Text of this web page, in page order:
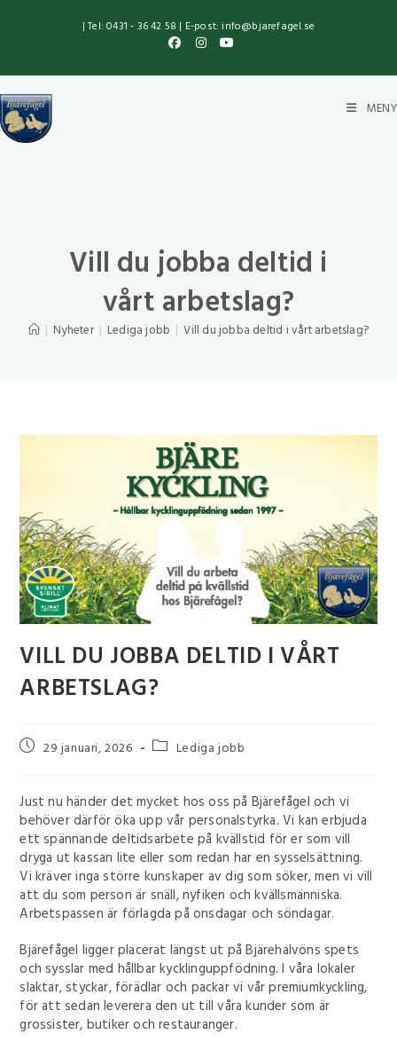
| Tel: 0431 - 36 42 58 | E-post: info@bjarefagel.se
MENY
Vill du jobba deltid i
vårt arbetslag?
| Nyheter | Lediga jobb | Vill du jobba deltid i vårt arbetslag?
VILL DU JOBBA DELTID I VÅRT
ARBETSLAG?
29 januari, 2026 Lediga jobb
Just nu händer det mycket hos oss på Bjärefågel och vi
behöver därför öka upp vår personalstyrka. Vi kan erbjuda
ett spännande deltidsarbete på kvällstid för er som vill
dryga ut kassan lite eller som redan har en sysselsättning.
Vi kräver inga större kunskaper av dig som söker, men vi vill
att du som person är snäll, nyfiken och kvällsmänniska.
Arbetspassen är förlagda på onsdagar och söndagar.
Bjärefågel ligger placerat längst ut på Bjärehalvöns spets
och sysslar med hållbar kycklinguppfödning. I våra lokaler
slaktar, styckar, förädlar och packar vi vår premiumkyckling,
för att sedan leverera den ut till våra kunder som är
grossister, butiker och restauranger.